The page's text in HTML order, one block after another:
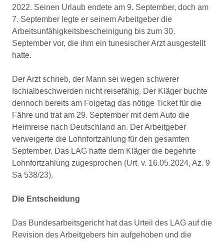
2022. Seinen Urlaub endete am 9. September, doch am
7. September legte er seinem Arbeitgeber die
Arbeitsunfähigkeitsbescheinigung bis zum 30.
September vor, die ihm ein tunesischer Arzt ausgestellt
hatte.
Der Arzt schrieb, der Mann sei wegen schwerer
Ischialbeschwerden nicht reisefähig. Der Kläger buchte
dennoch bereits am Folgetag das nötige Ticket für die
Fähre und trat am 29. September mit dem Auto die
Heimreise nach Deutschland an. Der Arbeitgeber
verweigerte die Lohnfortzahlung für den gesamten
September. Das LAG hatte dem Kläger die begehrte
Lohnfortzahlung zugesprochen (Urt. v. 16.05.2024, Az. 9
Sa 538/23).
Die Entscheidung
Das Bundesarbeitsgericht hat das Urteil des LAG auf die
Revision des Arbeitgebers hin aufgehoben und die